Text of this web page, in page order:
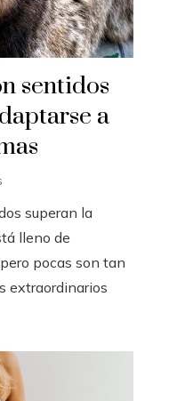
sentidos
a
superan la
lleno de
pocas son tan
extraordinarios